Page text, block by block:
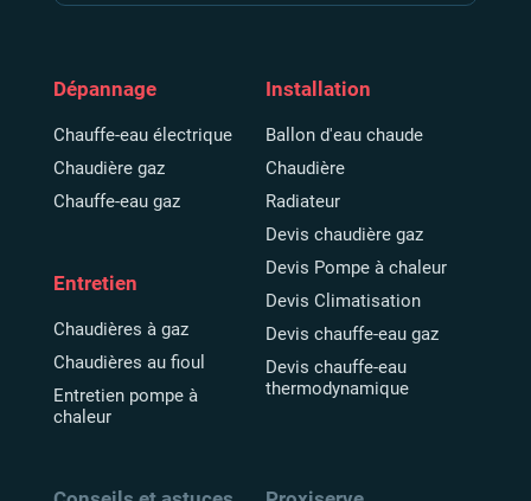
Dépannage
Chauffe-eau électrique
Chaudière gaz
Chauffe-eau gaz
Entretien
Chaudières à gaz
Chaudières au fioul
Entretien pompe à
chaleur
Installation
Ballon d'eau chaude
Chaudière
Radiateur
Devis chaudière gaz
Devis Pompe à chaleur
Devis Climatisation
Devis chauffe-eau gaz
Devis chauffe-eau
thermodynamique